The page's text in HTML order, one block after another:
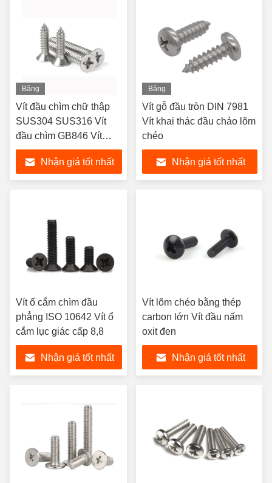
Băng
hình
Vít đầu chìm chữ thập
SUS304 SUS316 Vít
đầu chìm GB846 Vít
khai thác đầu chìm
Nhận giá tốt nhất
Băng
hình
Vít gỗ đầu tròn DIN 7981
Vít khai thác đầu chảo lõm
chéo
Nhận giá tốt nhất
Vít ổ cắm chìm đầu
phẳng ISO 10642 Vít ổ
cắm lục giác cấp 8,8
Nhận giá tốt nhất
Vít lõm chéo bằng thép
carbon lớn Vít đầu nấm
oxit đen
Nhận giá tốt nhất